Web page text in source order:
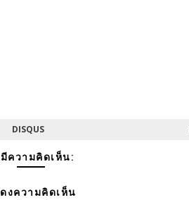
DISQUS
ความคิดเห็น:
งความคิดเห็น